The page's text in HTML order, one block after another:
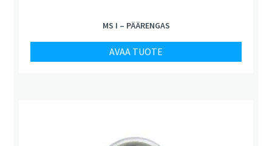
MS I – PÄÄRENGAS
AVAA TUOTE